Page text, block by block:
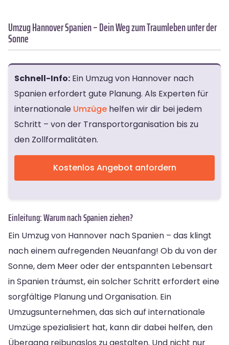
Umzug Hannover Spanien – Dein Weg zum Traumleben unter der
Sonne
Schnell-Info: Ein Umzug von Hannover nach
Spanien erfordert gute Planung. Als Experten für
internationale Umzüge helfen wir dir bei jedem
Schritt – von der Transportorganisation bis zu
den Zollformalitäten.
Kostenlos Angebot anfordern
Einleitung: Warum nach Spanien ziehen?
Ein Umzug von Hannover nach Spanien – das klingt
nach einem aufregenden Neuanfang! Ob du von der
Sonne, dem Meer oder der entspannten Lebensart
in Spanien träumst, ein solcher Schritt erfordert eine
sorgfältige Planung und Organisation. Ein
Umzugsunternehmen, das sich auf internationale
Umzüge spezialisiert hat, kann dir dabei helfen, den